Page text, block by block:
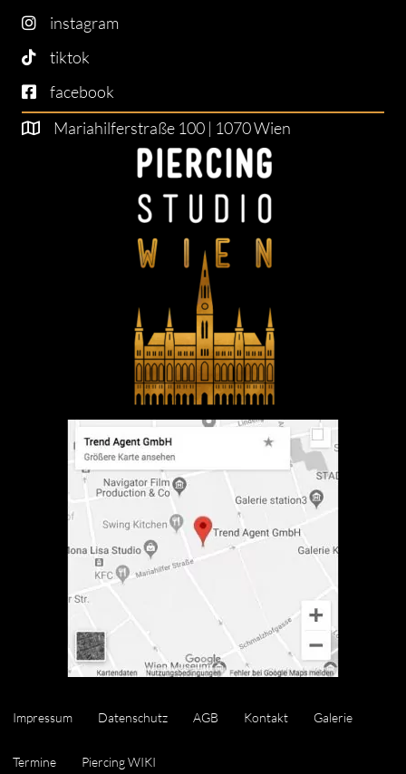
instagram
tiktok
facebook
Mariahilferstraße 100 | 1070 Wien
Impressum Datenschutz AGB Kontakt Galerie
Termine Piercing WIKI